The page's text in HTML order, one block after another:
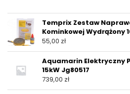
Temprix Zestaw
Kominkowej Wydrążony
55,00 zł
Aquamarin Elektryczny
15kW Jg80517
739,00 zł